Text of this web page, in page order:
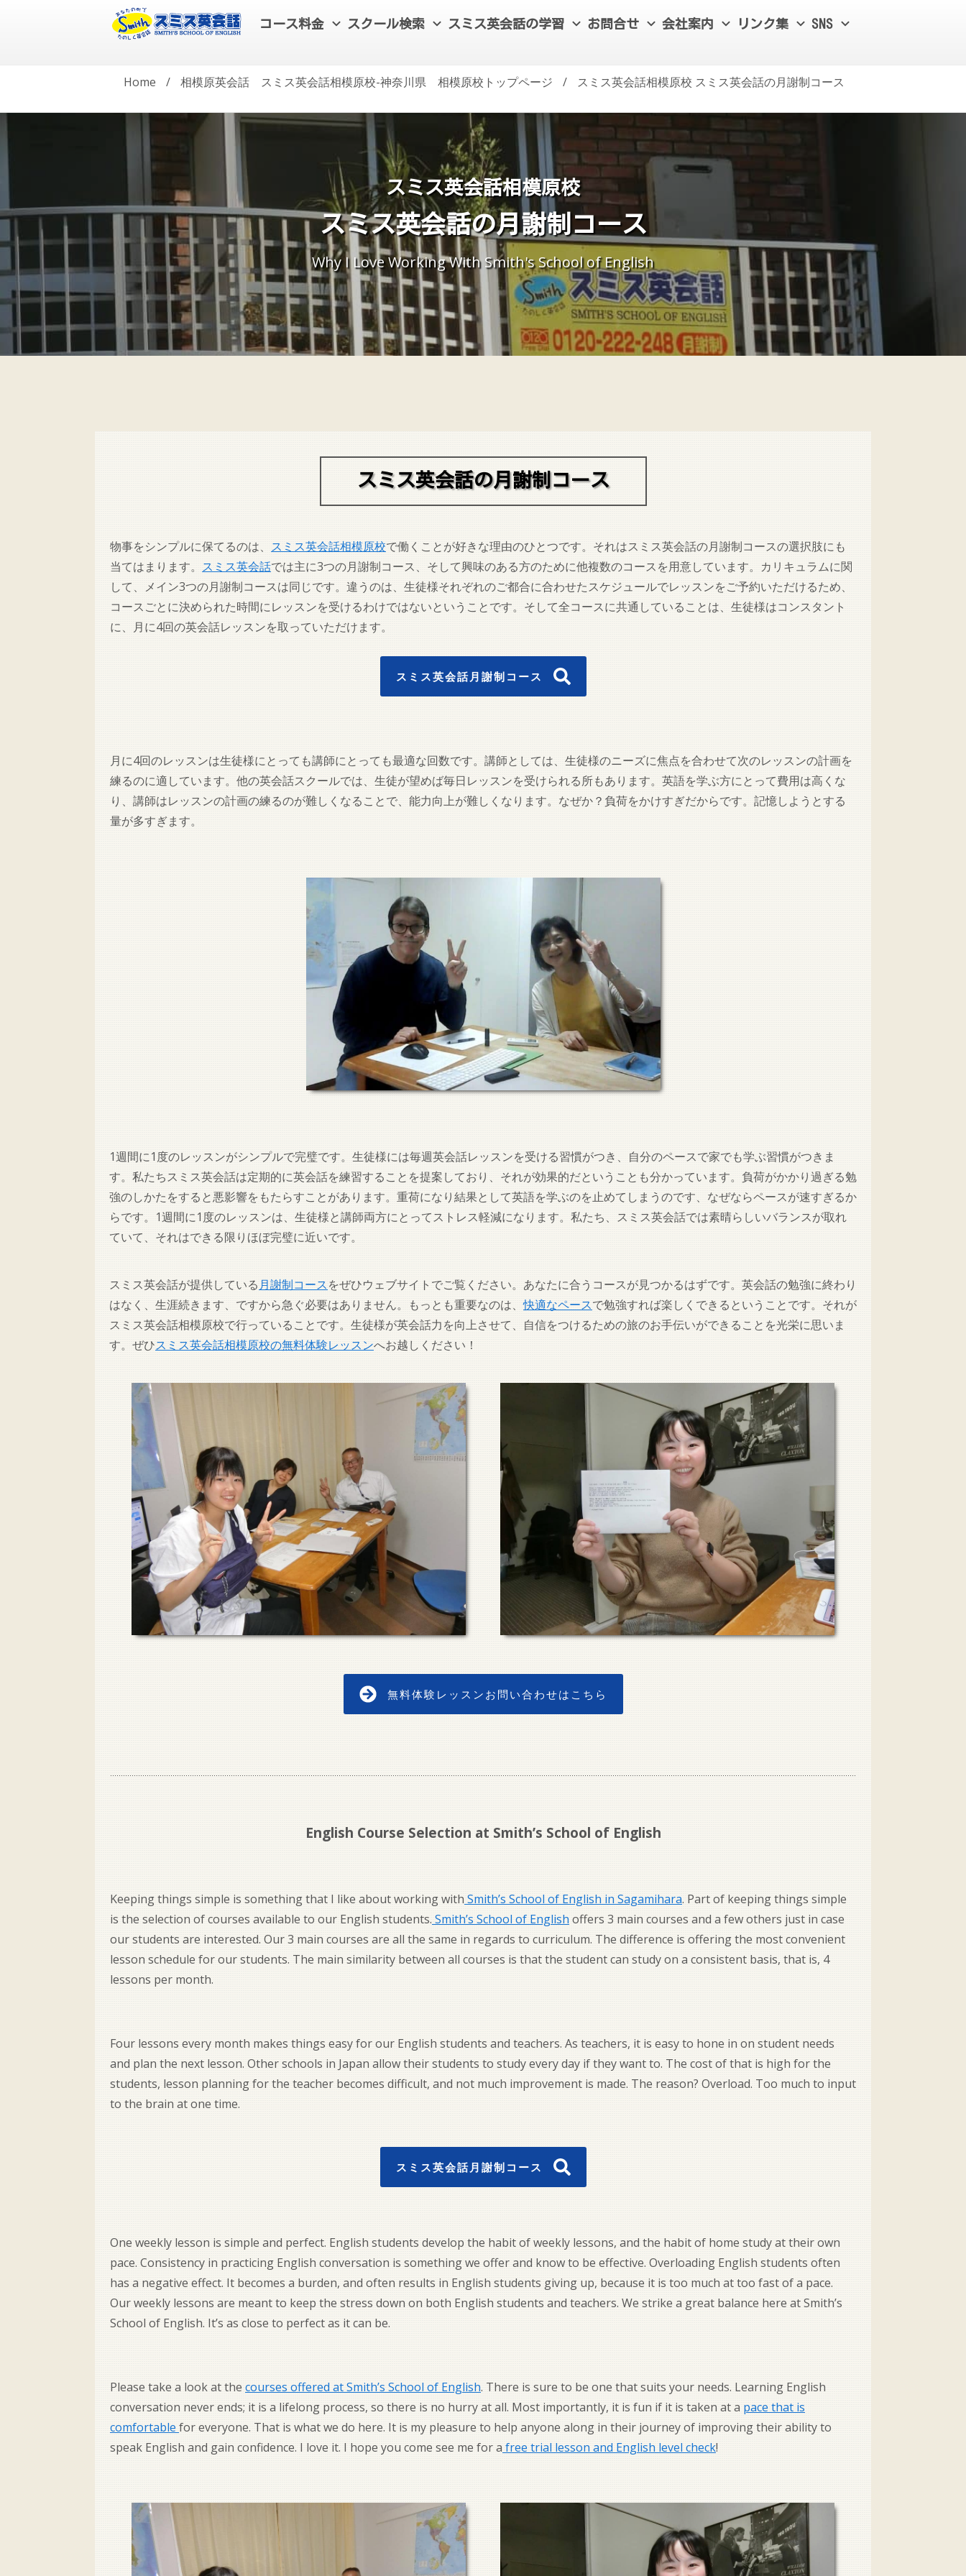
コース料金 スクール検索 スミス英会話の学習 お問合せ 会社案内 リンク集 SNS
Home / 相模原英会話 スミス英会話相模原校-神奈川県 相模原校トップページ / スミス英会話相模原校 スミス英会話の月謝制コース
スミス英会話相模原校
スミス英会話の月謝制コース
Why I Love Working With Smith's School of English
スミス英会話の月謝制コース
物事をシンプルに保てるのは、 スミス英会話相模原校で働くことが好きな理由のひとつです。それはスミス英会話の月謝制コースの選択肢にも
当てはまります。 スミス英会話では主に3つの月謝制コース、そして興味のある方のために他複数のコースを用意しています。カリキュラムに関
して、メイン3つの月謝制コースは同じです。違うのは、生徒様それぞれのご都合に合わせたスケジュールでレッスンをご予約いただけるため、
コースごとに決められた時間にレッスンを受けるわけではないということです。そして全コースに共通していることは、生徒様はコンスタント
に、月に4回の英会話レッスンを取っていただけます。
スミス英会話月謝制コース
月に4回のレッスンは生徒様にとっても講師にとっても最適な回数です。講師としては、生徒様のニーズに焦点を合わせて次のレッスンの計画を
練るのに適しています。他の英会話スクールでは、生徒が望めば毎日レッスンを受けられる所もあります。英語を学ぶ方にとって費用は高くな
り、講師はレッスンの計画の練るのが難しくなることで、能力向上が難しくなります。なぜか？負荷をかけすぎだからです。記憶しようとする
量が多すぎます。
1週間に1度のレッスンがシンプルで完璧です。生徒様には毎週英会話レッスンを受ける習慣がつき、自分のペースで家でも学ぶ習慣がつきま
す。私たちスミス英会話は定期的に英会話を練習することを提案しており、それが効果的だということも分かっています。負荷がかかり過ぎる勉
強のしかたをすると悪影響をもたらすことがあります。重荷になり結果として英語を学ぶのを止めてしまうのです、なぜならペースが速すぎるか
らです。1週間に1度のレッスンは、生徒様と講師両方にとってストレス軽減になります。私たち、スミス英会話では素晴らしいバランスが取れ
ていて、それはできる限りほぼ完璧に近いです。
スミス英会話が提供している月謝制コースをぜひウェブサイトでご覧ください。あなたに合うコースが見つかるはずです。英会話の勉強に終わり
はなく、生涯続きます、ですから急ぐ必要はありません。もっとも重要なのは、快適なペースで勉強すれば楽しくできるということです。それが
スミス英会話相模原校で行っていることです。生徒様が英会話力を向上させて、自信をつけるための旅のお手伝いができることを光栄に思いま
す。ぜひスミス英会話相模原校の無料体験レッスンへお越しください！
無料体験レッスンお問い合わせはこちら
English Course Selection at Smith’s School of English
Keeping things simple is something that I like about working withSmith’s School of English in Sagamihara. Part of keeping things simple
is the selection of courses available to our English students. Smith’s School of Englishoffers 3 main courses and a few others just in case
our students are interested. Our 3 main courses are all the same in regards to curriculum. The difference is offering the most convenient
lesson schedule for our students. The main similarity between all courses is that the student can study on a consistent basis, that is, 4
lessons per month.
Four lessons every month makes things easy for our English students and teachers. As teachers, it is easy to hone in on student needs
and plan the next lesson. Other schools in Japan allow their students to study every day if they want to. The cost of that is high for the
students, lesson planning for the teacher becomes difficult, and not much improvement is made. The reason? Overload. Too much to input
to the brain at one time.
スミス英会話月謝制コース
One weekly lesson is simple and perfect. English students develop the habit of weekly lessons, and the habit of home study at their own
pace. Consistency in practicing English conversation is something we offer and know to be effective. Overloading English students often
has a negative effect. It becomes a burden, and often results in English students giving up, because it is too much at too fast of a pace.
Our weekly lessons are meant to keep the stress down on both English students and teachers. We strike a great balance here at Smith’s
School of English. It’s as close to perfect as it can be.
Please take a look at the courses offered at Smith’s School of English. There is sure to be one that suits your needs. Learning English
conversation never ends; it is a lifelong process, so there is no hurry at all. Most importantly, it is fun if it is taken at a pace that is
comfortable for everyone. That is what we do here. It is my pleasure to help anyone along in their journey of improving their ability to
speak English and gain confidence. I love it. I hope you come see me for afree trial lesson and English level check!